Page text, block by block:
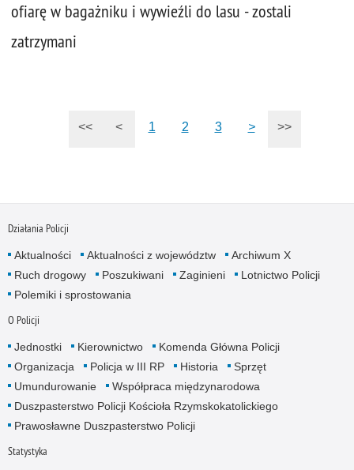
ofiarę w bagażniku i wywieźli do lasu - zostali
zatrzymani
<< < 1 2 3 > >>
Działania Policji
Aktualności Aktualności z województw
Archiwum X
Ruch drogowy
Poszukiwani Zaginieni
Lotnictwo Policji
Polemiki i sprostowania
O Policji
Jednostki Kierownictwo
Komenda Główna Policji
Organizacja
Policja w III RP Historia
Sprzęt
Umundurowanie
Współpraca międzynarodowa
Duszpasterstwo Policji Kościoła Rzymskokatolickiego
Prawosławne Duszpasterstwo Policji
Statystyka